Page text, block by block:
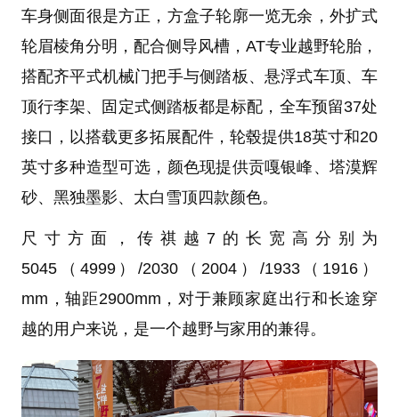
车身侧面很是方正，方盒子轮廓一览无余，外扩式
轮眉棱角分明，配合侧导风槽，AT专业越野轮胎，
搭配齐平式机械门把手与侧踏板、悬浮式车顶、车
顶行李架、固定式侧踏板都是标配，全车预留37处
接口，以搭载更多拓展配件，轮毂提供18英寸和20
英寸多种造型可选，颜色现提供贡嘎银峰、塔漠辉
砂、黑独墨影、太白雪顶四款颜色。
尺寸方面，传祺越7的长宽高分别为
5045（4999）/2030（2004）/1933（1916）
mm，轴距2900mm，对于兼顾家庭出行和长途穿
越的用户来说，是一个越野与家用的兼得。